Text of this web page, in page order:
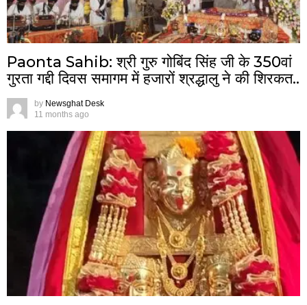
Paonta Sahib: श्री गुरु गोबिंद सिंह जी के 350वां
गुरता गद्दी दिवस समागम में हजारों श्रद्धालु ने की शिरकत..
by Newsghat Desk
11 months ago